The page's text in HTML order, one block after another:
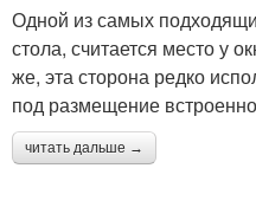
Одной из самых
стола, считается место у
же, эта сторона редко
под размещение
читать дальше →